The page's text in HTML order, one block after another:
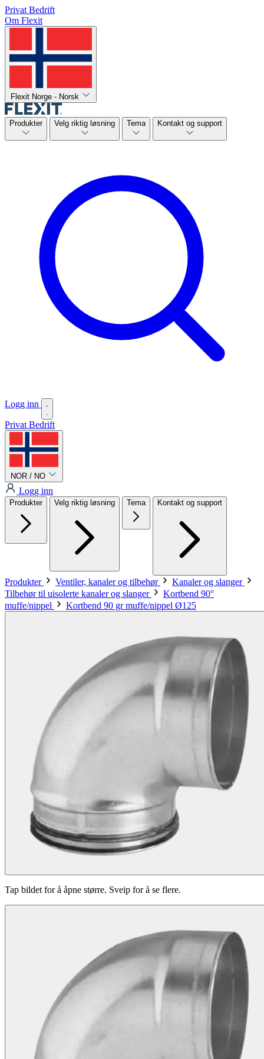
Privat Bedrift
Om Flexit
Flexit Norge - Norsk
Produkter Velg riktig løsning Tema Kontakt og support
Logg inn
Privat Bedrift
NOR / NO
Logg inn
Produkter Velg riktig løsning Tema Kontakt og support
Produkter Ventiler, kanaler og tilbehør
Kanaler og slanger
Tilbehør til uisolerte kanaler og slanger
Kortbend 90°
muffe/nippel
Kortbend 90 gr muffe/nippel Ø125
Tap bildet for å åpne større. Sveip for å se flere.